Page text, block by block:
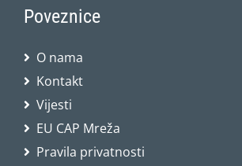
Poveznice
O nama
Kontakt
Vijesti
EU CAP Mreža
Pravila privatnosti